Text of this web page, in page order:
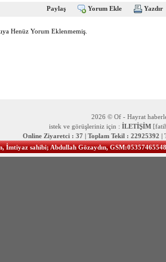
Paylaş Yorum Ekle Yazdır
Henüz Yorum Eklenmemiş.
2026 © Of - Hayrat
istek ve görüşleriniz için : İLETİŞİM
Online Ziyaretci : 37 | Toplam Tekil : 22925392 |
İmtiyaz sahibi; Abdullah Gözaydın,